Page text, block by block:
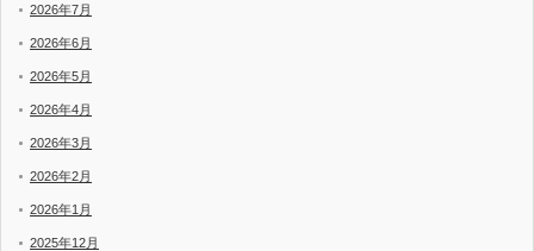
2026年7月
2026年6月
2026年5月
2026年4月
2026年3月
2026年2月
2026年1月
2025年12月